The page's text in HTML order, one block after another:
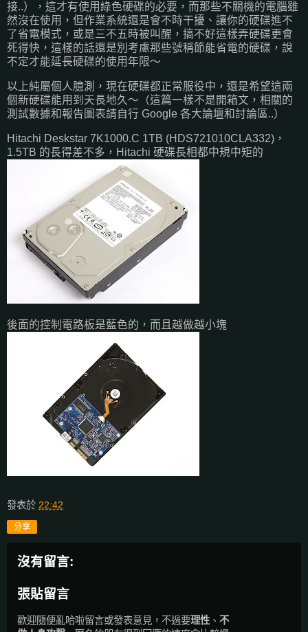
接..），這才有使用綠色硬碟的必要，而那些不關機的電腦雖
然沒在使用，但作業系統還是會不時干擾、讓你的硬碟進不
了省電模式，或是三不五時被叫醒，搞不好這樣弄硬碟更會
死得快，這樣的話還是別考慮那些號稱節能省電的硬碟，說
不定才能延長硬碟的使用年限～
以上純屬個人臆測，現在硬碟都正常服役中，還是希望這兩
個新硬碟能用到天長地久～（這篇一樣不是開箱文，相關的
測試數據和報告圖表請自行 Google 各大論壇和討論區..）
Hitachi Deskstar 7K1000.C 1TB (HDS721010CLA332)，
1.5TB 的長得差不多，Hitachi 硬碟長相都中規中矩的
後面的控制電路板是藍色的，而且越做越小塊
發表於 22:42
分享
沒有留言:
張貼留言
歡迎隨便亂哈啦留言或發表意見，不過要理性 、 不